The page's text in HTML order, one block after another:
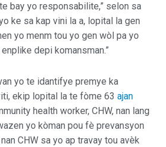
bay yo responsabilite,” selon sa
ke sa kap vini la a, lopital la gen
yo menm tou yo gen wòl pa yo
depi komansman.”
yo te idantifye premye ka
ekip lopital la te fòme 63 ajan
health worker, CHW, nan lang
yo kòman pou fè prevansyon
CHW sa yo ap travay tou avèk